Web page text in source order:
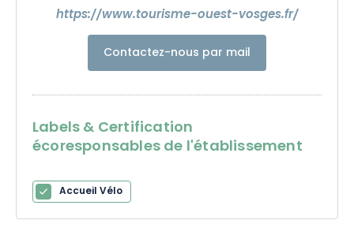
https://www.tourisme-ouest-vosges.fr/
Contactez-nous par mail
Labels & Certification
écoresponsables de l'établissement
Accueil Vélo